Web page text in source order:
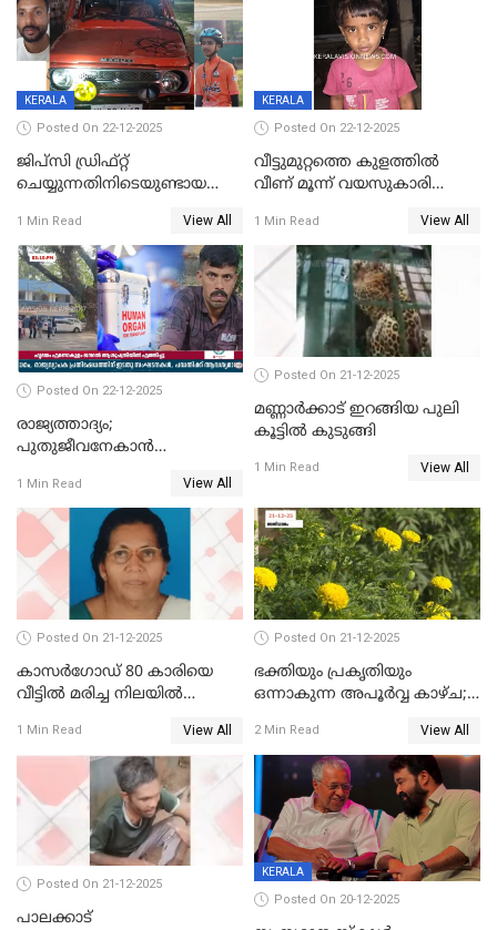
KERALA
Posted On 22-12-2025
ജിപ്സി ഡ്രിഫ്റ്റ്
ചെയ്യുന്നതിനിടെയുണ്ടായ
ദാരുണാന്ത്യം; ജീപ്സി
ഓടിച്ചയാൾ അറസ്റ്റിൽ.
1 Min Read View All
KERALA
Posted On 22-12-2025
വീട്ടുമുറ്റത്തെ കുളത്തിൽ
വീണ് മൂന്ന് വയസുകാരി
1 Min Read View All
Posted On 22-12-2025
രാജ്യത്താദ്യം;
പുതുജീവനേകാൻ
എറണാകുളം സർക്കാർ
ജനറൽ
ആശുപത്രിയിലെത്തിച്ചു
1 Min Read View All
Posted On 21-12-2025
മണ്ണാർക്കാട് ഇറങ്ങിയ പുലി
കൂട്ടിൽ കുടുങ്ങി
1 Min Read View All
Posted On 21-12-2025
കാസർഗോഡ് 80 കാരിയെ
വീട്ടിൽ മരിച്ച നിലയിൽ
1 Min Read View All
Posted On 21-12-2025
ഭക്തിയും പ്രകൃതിയും
ഒന്നാകുന്ന അപൂര്‍വ്വ കാഴ്ച;
കാഴ്ചാനുഭവമൊരുക്കി
ശബരീ നന്ദനം
2 Min Read View All
Posted On 21-12-2025
പാലക്കാട്‌
KERALA
Posted On 20-12-2025